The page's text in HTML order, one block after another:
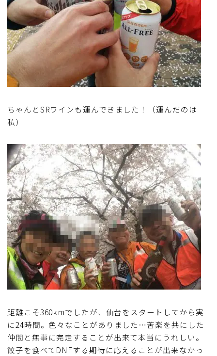
ちゃんとSRワインも運んできました！（運んだのは
私）
距離こそ360kmでしたが、仙台をスタートしてから実
に24時間。色々なことがありました…苦楽を共にした
仲間と無事に完走することが出来て本当にうれしい。
餃子を食べてDNFする期待に応えることが出来なかっ